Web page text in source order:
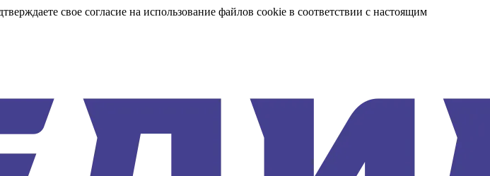
свое согласие на использование файлов cookie в соответствии с настоящим